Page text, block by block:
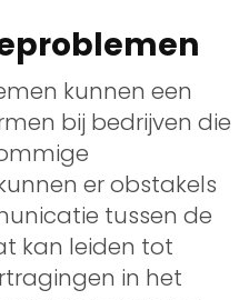
kunnen een
bij bedrijven die
er obstakels
tussen de
kan leiden tot
in het